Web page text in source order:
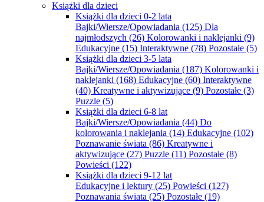
Książki dla dzieci
Książki dla dzieci 0-2 lata
Bajki/Wiersze/Opowiadania (125) Dla
najmłodszych (26) Kolorowanki i naklejanki (9)
Edukacyjne (15) Interaktywne (78) Pozostałe (5)
Książki dla dzieci 3-5 lata
Bajki/Wiersze/Opowiadania (187) Kolorowanki i
naklejanki (168) Edukacyjne (60) Interaktywne
(40) Kreatywne i aktywizujące (9) Pozostałe (3)
Puzzle (5)
Książki dla dzieci 6-8 lat
Bajki/Wiersze/Opowiadania (44) Do
kolorowania i naklejania (14) Edukacyjne (102)
Poznawanie świata (86) Kreatywne i
aktywizujące (27) Puzzle (11) Pozostałe (8)
Powieści (122)
Książki dla dzieci 9-12 lat
Edukacyjne i lektury (25) Powieści (127)
Poznawania świata (25) Pozostałe (19)